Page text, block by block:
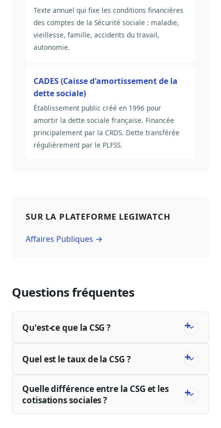
Texte annuel qui fixe les conditions financières
des comptes de la Sécurité sociale : maladie,
vieillesse, famille, accidents du travail,
autonomie.
CADES (Caisse d'amortissement de la
dette sociale)
Établissement public créé en 1996 pour
amortir la dette sociale française. Financée
principalement par la CRDS. Dette transférée
régulièrement par le PLFSS.
SUR LA PLATEFORME LEGIWATCH
Affaires Publiques →
Questions fréquentes
Qu'est-ce que la CSG ?
Quel est le taux de la CSG ?
Quelle différence entre la CSG et les
cotisations sociales ?